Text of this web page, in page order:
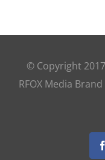
© Copyright 2017